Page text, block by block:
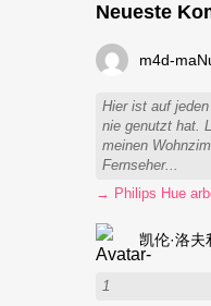
Neueste
m4d-
Hier ist auf
nie genutzt hat.
meinen
Fernseher...
凯伦·洛夫
1